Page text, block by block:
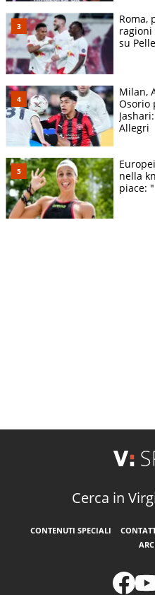
Roma,
ragioni
su
Milan,
Osorio
Allegri
nella
piace:
Cerca in
CONTENUTI SPECIALI